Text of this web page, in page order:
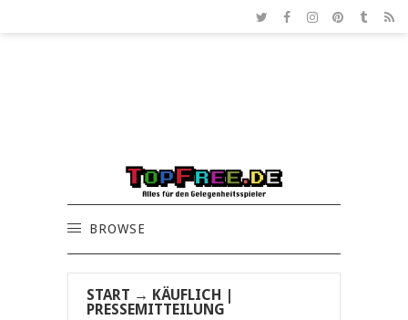
BROWSE
START → KÄUFLICH
PRESSEMITTEILUNG